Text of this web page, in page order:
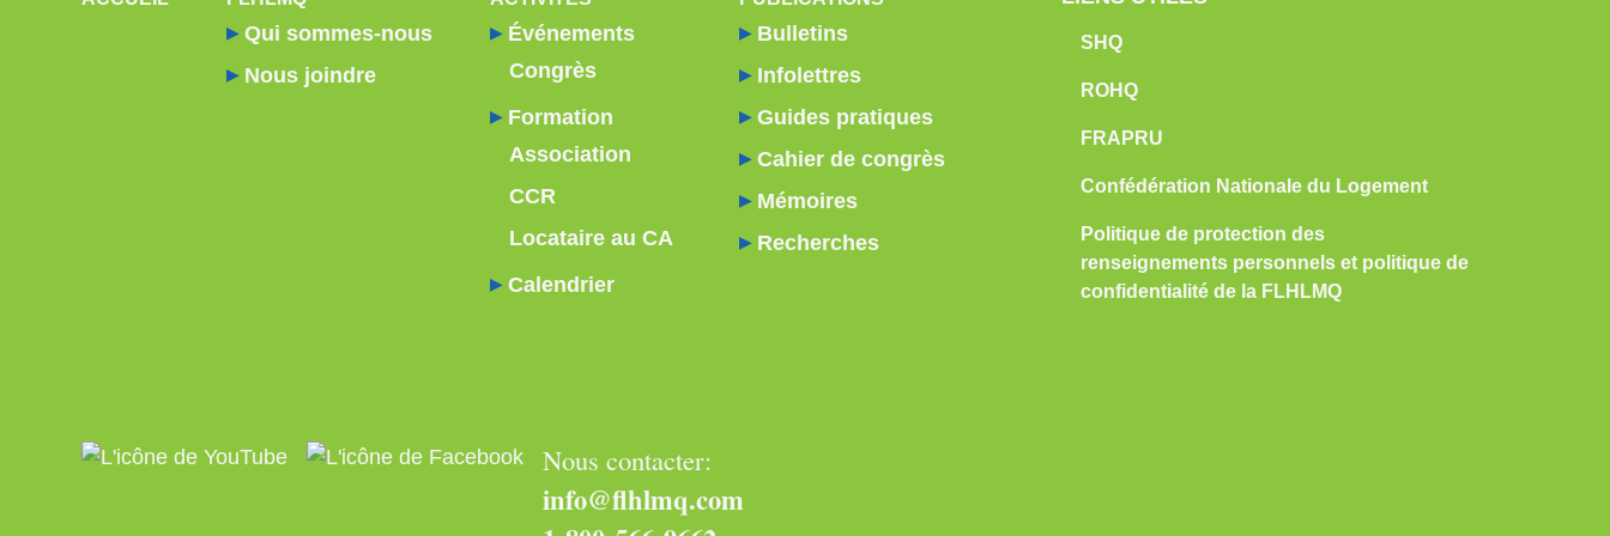
Qui sommes-nous
Nous joindre
Événements
Congrès
Formation
Association
CCR
Locataire au CA
Calendrier
Bulletins
Infolettres
Guides pratiques
Cahier de congrès
Mémoires
Recherches
SHQ
ROHQ
FRAPRU
Confédération Nationale du Logement
Politique de protection des
renseignements personnels et politique de
confidentialité de la FLHLMQ
Nous contacter:
info@flhlmq.com